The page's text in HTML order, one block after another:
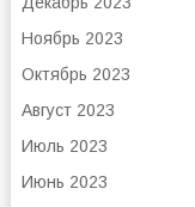
Ноябрь 2023
Октябрь 2023
Август 2023
Июль 2023
Июнь 2023